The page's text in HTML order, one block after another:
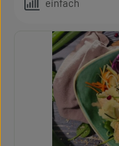
einfach